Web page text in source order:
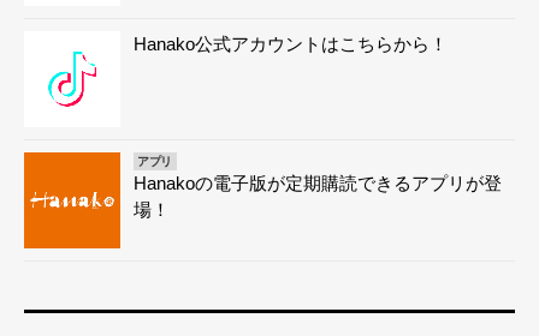
Hanako公式アカウントはこちらから！
アプリ
Hanakoの電子版が定期購読できるアプリが登
場！